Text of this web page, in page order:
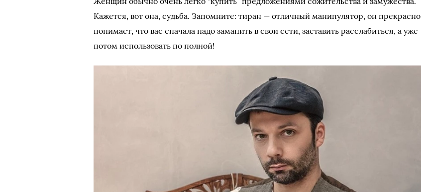
Кажется, вот она, судьба. Запомните: тиран — отличный манипулятор, он прекрасно
понимает, что вас сначала надо заманить в свои сети, заставить расслабиться, а уже
потом использовать по полной!